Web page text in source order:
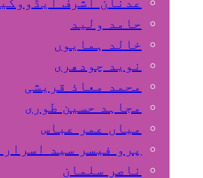
حامد ولید
خالد ہمایوں
نوید چودھری
محمد معاذ قریشی
مجاہد حسین طوری
میاں عمر عباس
پرو فیسر سید اسرار
ناصر سلمان